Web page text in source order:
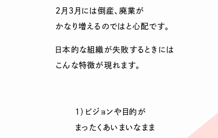
2月3月には倒産、廃業が
かなり増えるのではと心配です。
日本的な組織が失敗するときには
こんな特徴が現れます。
１）ビジョンや目的が
まったくあいまいなまま